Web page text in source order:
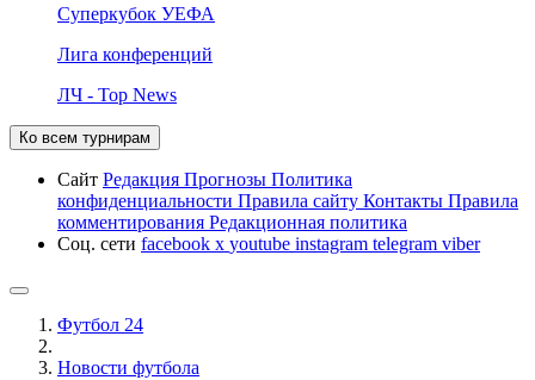
Суперкубок УЕФА
Лига конференций
ЛЧ - Top News
Ко всем турнирам
Сайт Редакция Прогнозы Политика
конфиденциальности Правила сайту Контакты Правила
комментирования Редакционная политика
Соц. сети facebook x youtube instagram telegram viber
Футбол 24
Новости футбола